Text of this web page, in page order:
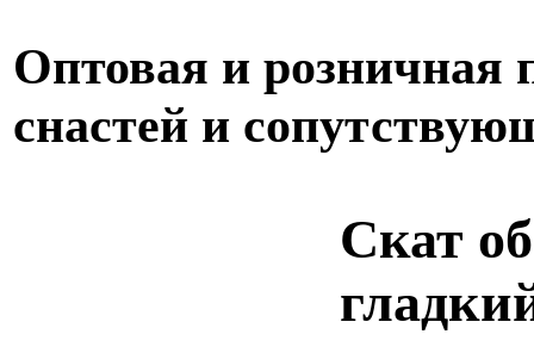
Оптовая и розничная
снастей и
Скат